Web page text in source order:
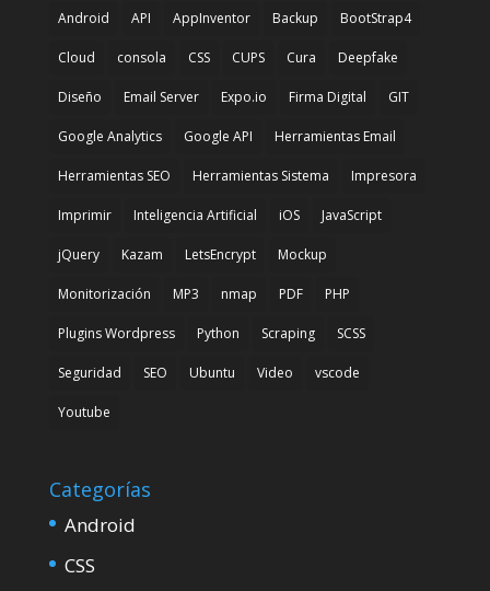
Android API AppInventor Backup BootStrap4
Cloud consola CSS CUPS Cura Deepfake
Diseño Email Server Expo.io Firma Digital GIT
Google Analytics Google API Herramientas Email
Herramientas SEO Herramientas Sistema Impresora
Imprimir Inteligencia Artificial iOS JavaScript
jQuery Kazam LetsEncrypt Mockup
Monitorización MP3 nmap PDF PHP
Plugins Wordpress Python Scraping SCSS
Seguridad SEO Ubuntu Video vscode
Youtube
Categorías
Android
CSS